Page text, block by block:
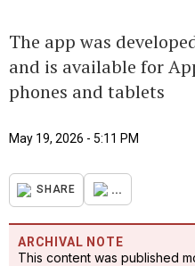
The app was
and is available for
phones and tablets
May 19, 2026 - 5:11 PM
SHARE ...
ARCHIVAL NOTE
This content was published